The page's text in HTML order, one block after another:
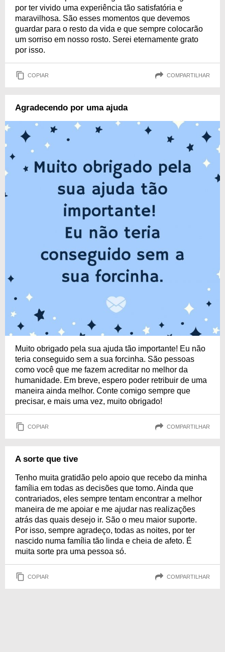
por ter vivido uma experiência tão satisfatória e
maravilhosa. São esses momentos que devemos
guardar para o resto da vida e que sempre colocarão
um sorriso em nosso rosto. Serei eternamente grato
por isso.
COPIAR COMPARTILHAR
Agradecendo por uma ajuda
Muito obrigado pela sua ajuda tão importante! Eu não
teria conseguido sem a sua forcinha. São pessoas
como você que me fazem acreditar no melhor da
humanidade. Em breve, espero poder retribuir de uma
maneira ainda melhor. Conte comigo sempre que
precisar, e mais uma vez, muito obrigado!
COPIAR COMPARTILHAR
A sorte que tive
Tenho muita gratidão pelo apoio que recebo da minha
família em todas as decisões que tomo. Ainda que
contrariados, eles sempre tentam encontrar a melhor
maneira de me apoiar e me ajudar nas realizações
atrás das quais desejo ir. São o meu maior suporte.
Por isso, sempre agradeço, todas as noites, por ter
nascido numa família tão linda e cheia de afeto. É
muita sorte pra uma pessoa só.
COPIAR COMPARTILHAR